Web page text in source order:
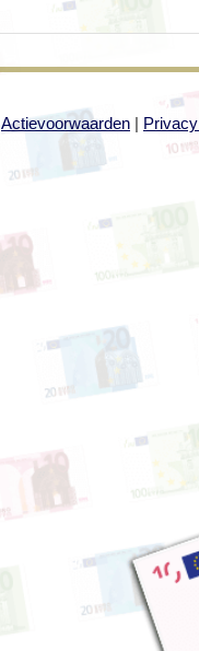
Actievoorwaarden |